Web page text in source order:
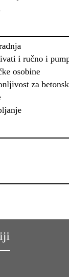
i ručno i
osobine
za